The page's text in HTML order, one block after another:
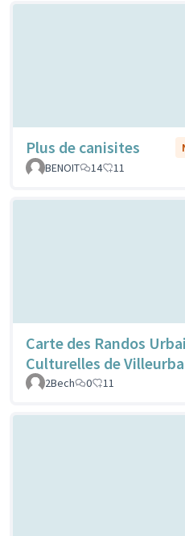
Plus de canisites
BENOIT
14 11
Carte des Randos
Culturelles de
2Bech
0 11